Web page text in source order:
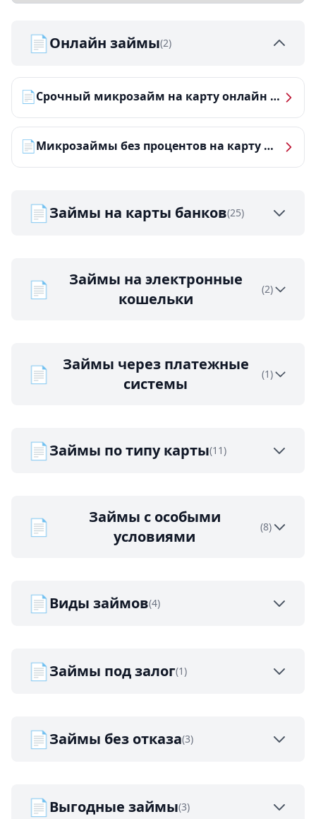
📄Онлайн займы(2)
📄 Срочный микрозайм на карту онлайн — получить деньги за 5 минут
📄 Микрозаймы без процентов на карту — ТОП-10 за 2026 год
📄Займы на карты банков(25)
📄
Займы на электронные
кошельки
(2)
📄
Займы через платежные
системы
(1)
📄Займы по типу карты(11)
📄
Займы с особыми
условиями
(8)
📄Виды займов(4)
📄Займы под залог(1)
📄Займы без отказа(3)
📄Выгодные займы(3)